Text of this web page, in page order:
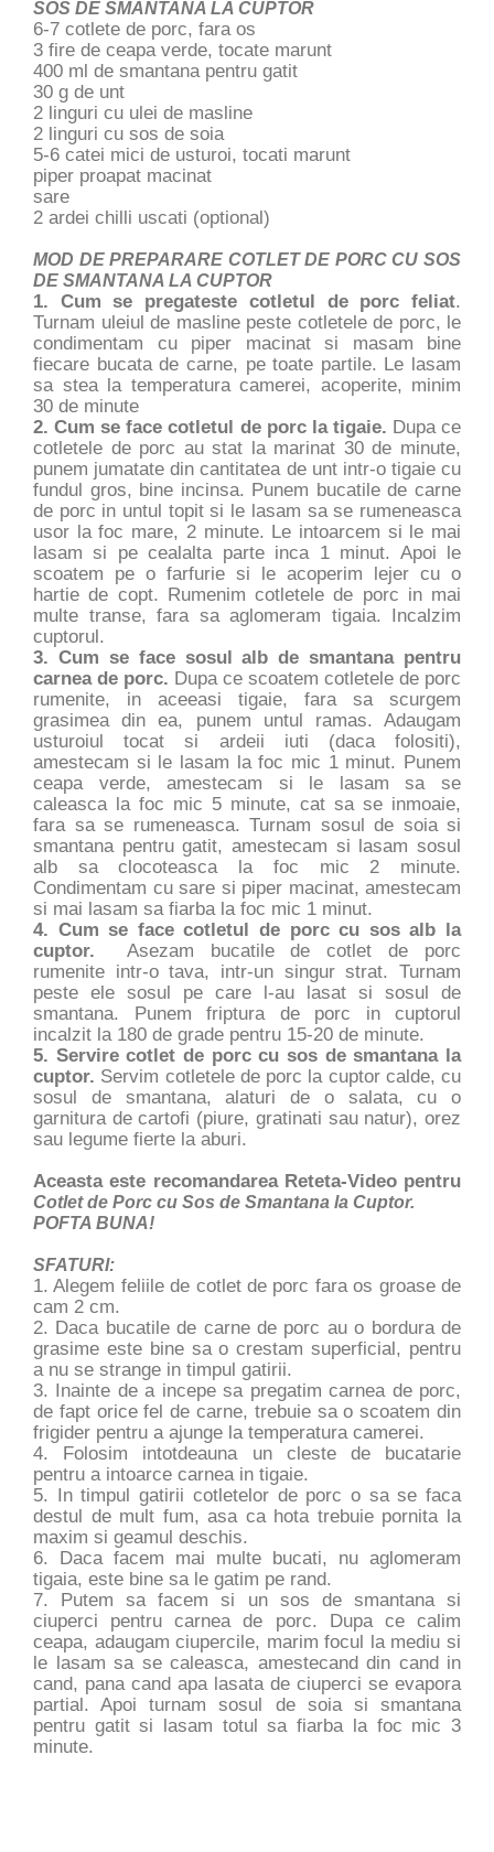
SOS DE SMANTANA LA CUPTOR
6-7 cotlete de porc, fara os
3 fire de ceapa verde, tocate marunt
400 ml de smantana pentru gatit
30 g de unt
2 linguri cu ulei de masline
2 linguri cu sos de soia
5-6 catei mici de usturoi, tocati marunt
piper proapat macinat
sare
2 ardei chilli uscati (optional)
MOD DE PREPARARE COTLET DE PORC CU SOS
DE SMANTANA LA CUPTOR
1. Cum se pregateste cotletul de porc feliat.
Turnam uleiul de masline peste cotletele de porc, le
condimentam cu piper macinat si masam bine
fiecare bucata de carne, pe toate partile. Le lasam
sa stea la temperatura camerei, acoperite, minim
30 de minute
2. Cum se face cotletul de porc la tigaie. Dupa ce
cotletele de porc au stat la marinat 30 de minute,
punem jumatate din cantitatea de unt intr-o tigaie cu
fundul gros, bine incinsa. Punem bucatile de carne
de porc in untul topit si le lasam sa se rumeneasca
usor la foc mare, 2 minute. Le intoarcem si le mai
lasam si pe cealalta parte inca 1 minut. Apoi le
scoatem pe o farfurie si le acoperim lejer cu o
hartie de copt. Rumenim cotletele de porc in mai
multe transe, fara sa aglomeram tigaia. Incalzim
cuptorul.
3. Cum se face sosul alb de smantana pentru
carnea de porc. Dupa ce scoatem cotletele de porc
rumenite, in aceeasi tigaie, fara sa scurgem
grasimea din ea, punem untul ramas. Adaugam
usturoiul tocat si ardeii iuti (daca folositi),
amestecam si le lasam la foc mic 1 minut. Punem
ceapa verde, amestecam si le lasam sa se
caleasca la foc mic 5 minute, cat sa se inmoaie,
fara sa se rumeneasca. Turnam sosul de soia si
smantana pentru gatit, amestecam si lasam sosul
alb sa clocoteasca la foc mic 2 minute.
Condimentam cu sare si piper macinat, amestecam
si mai lasam sa fiarba la foc mic 1 minut.
4. Cum se face cotletul de porc cu sos alb la
cuptor. Asezam bucatile de cotlet de porc
rumenite intr-o tava, intr-un singur strat. Turnam
peste ele sosul pe care l-au lasat si sosul de
smantana. Punem friptura de porc in cuptorul
incalzit la 180 de grade pentru 15-20 de minute.
5. Servire cotlet de porc cu sos de smantana la
cuptor. Servim cotletele de porc la cuptor calde, cu
sosul de smantana, alaturi de o salata, cu o
garnitura de cartofi (piure, gratinati sau natur), orez
sau legume fierte la aburi.
Aceasta este recomandarea Reteta-Video pentru
Cotlet de Porc cu Sos de Smantana la Cuptor.
POFTA BUNA!
SFATURI:
1. Alegem feliile de cotlet de porc fara os groase de
cam 2 cm.
2. Daca bucatile de carne de porc au o bordura de
grasime este bine sa o crestam superficial, pentru
a nu se strange in timpul gatirii.
3. Inainte de a incepe sa pregatim carnea de porc,
de fapt orice fel de carne, trebuie sa o scoatem din
frigider pentru a ajunge la temperatura camerei.
4. Folosim intotdeauna un cleste de bucatarie
pentru a intoarce carnea in tigaie.
5. In timpul gatirii cotletelor de porc o sa se faca
destul de mult fum, asa ca hota trebuie pornita la
maxim si geamul deschis.
6. Daca facem mai multe bucati, nu aglomeram
tigaia, este bine sa le gatim pe rand.
7. Putem sa facem si un sos de smantana si
ciuperci pentru carnea de porc. Dupa ce calim
ceapa, adaugam ciupercile, marim focul la mediu si
le lasam sa se caleasca, amestecand din cand in
cand, pana cand apa lasata de ciuperci se evapora
partial. Apoi turnam sosul de soia si smantana
pentru gatit si lasam totul sa fiarba la foc mic 3
minute.